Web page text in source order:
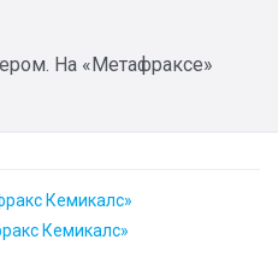
На «Метафраксе»
Кемикалс»
Кемикалс»